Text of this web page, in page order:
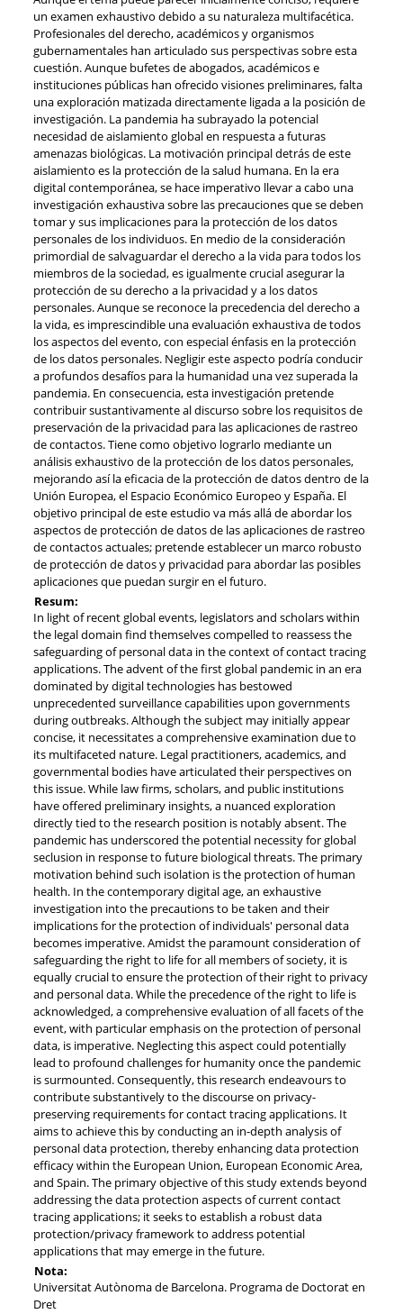
un examen exhaustivo debido a su naturaleza multifacética.
Profesionales del derecho, académicos y organismos
gubernamentales han articulado sus perspectivas sobre esta
cuestión. Aunque bufetes de abogados, académicos e
instituciones públicas han ofrecido visiones preliminares, falta
una exploración matizada directamente ligada a la posición de
investigación. La pandemia ha subrayado la potencial
necesidad de aislamiento global en respuesta a futuras
amenazas biológicas. La motivación principal detrás de este
aislamiento es la protección de la salud humana. En la era
digital contemporánea, se hace imperativo llevar a cabo una
investigación exhaustiva sobre las precauciones que se deben
tomar y sus implicaciones para la protección de los datos
personales de los individuos. En medio de la consideración
primordial de salvaguardar el derecho a la vida para todos los
miembros de la sociedad, es igualmente crucial asegurar la
protección de su derecho a la privacidad y a los datos
personales. Aunque se reconoce la precedencia del derecho a
la vida, es imprescindible una evaluación exhaustiva de todos
los aspectos del evento, con especial énfasis en la protección
de los datos personales. Negligir este aspecto podría conducir
a profundos desafíos para la humanidad una vez superada la
pandemia. En consecuencia, esta investigación pretende
contribuir sustantivamente al discurso sobre los requisitos de
preservación de la privacidad para las aplicaciones de rastreo
de contactos. Tiene como objetivo lograrlo mediante un
análisis exhaustivo de la protección de los datos personales,
mejorando así la eficacia de la protección de datos dentro de la
Unión Europea, el Espacio Económico Europeo y España. El
objetivo principal de este estudio va más allá de abordar los
aspectos de protección de datos de las aplicaciones de rastreo
de contactos actuales; pretende establecer un marco robusto
de protección de datos y privacidad para abordar las posibles
aplicaciones que puedan surgir en el futuro.
Resum:
In light of recent global events, legislators and scholars within
the legal domain find themselves compelled to reassess the
safeguarding of personal data in the context of contact tracing
applications. The advent of the first global pandemic in an era
dominated by digital technologies has bestowed
unprecedented surveillance capabilities upon governments
during outbreaks. Although the subject may initially appear
concise, it necessitates a comprehensive examination due to
its multifaceted nature. Legal practitioners, academics, and
governmental bodies have articulated their perspectives on
this issue. While law firms, scholars, and public institutions
have offered preliminary insights, a nuanced exploration
directly tied to the research position is notably absent. The
pandemic has underscored the potential necessity for global
seclusion in response to future biological threats. The primary
motivation behind such isolation is the protection of human
health. In the contemporary digital age, an exhaustive
investigation into the precautions to be taken and their
implications for the protection of individuals' personal data
becomes imperative. Amidst the paramount consideration of
safeguarding the right to life for all members of society, it is
equally crucial to ensure the protection of their right to privacy
and personal data. While the precedence of the right to life is
acknowledged, a comprehensive evaluation of all facets of the
event, with particular emphasis on the protection of personal
data, is imperative. Neglecting this aspect could potentially
lead to profound challenges for humanity once the pandemic
is surmounted. Consequently, this research endeavours to
contribute substantively to the discourse on privacy-
preserving requirements for contact tracing applications. It
aims to achieve this by conducting an in-depth analysis of
personal data protection, thereby enhancing data protection
efficacy within the European Union, European Economic Area,
and Spain. The primary objective of this study extends beyond
addressing the data protection aspects of current contact
tracing applications; it seeks to establish a robust data
protection/privacy framework to address potential
applications that may emerge in the future.
Nota:
Universitat Autònoma de Barcelona. Programa de Doctorat en
Dret